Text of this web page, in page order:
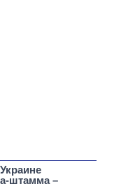
штамма –